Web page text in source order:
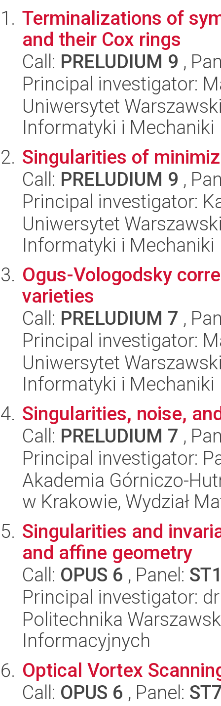
Terminalizations of
and their Cox rings
Call: PRELUDIUM 9 ,
Principal investigator:
Uniwersytet
Informatyki i Mechaniki
Singularities of
Call: PRELUDIUM 9 ,
Principal investigator:
Uniwersytet
Informatyki i Mechaniki
Ogus-Vologodsky
varieties
Call: PRELUDIUM 7 ,
Principal investigator:
Uniwersytet
Informatyki i Mechaniki
Singularities, noise,
Call: PRELUDIUM 7 ,
Principal investigator:
Akademia Górniczo-
w Krakowie, Wydział
Singularities and
and affine geometry
Call: OPUS 6 , Panel:
Principal investigator:
Politechnika
Informacyjnych
Optical Vortex
Call: OPUS 6 , Panel: